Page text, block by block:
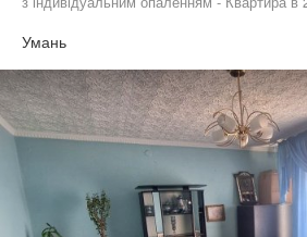
Сходи між рівнями - Квартира в жилому
14 градусів - За квартирою закріплені
та сарай
Умань